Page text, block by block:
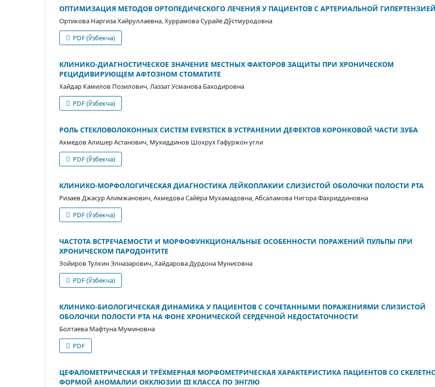
ОПТИМИЗАЦИЯ МЕТОДОВ ОРТОПЕДИЧЕСКОГО ЛЕЧЕНИЯ У ПАЦИЕНТОВ С АРТЕРИАЛЬНОЙ
Ортикова Hаргиза Xайруллаевна, Хуррамова Сурайё Дўстмуродовна
PDF (Ўзбекча)
КЛИНИКО-ДИАГНОСТИЧЕСКОЕ ЗНАЧЕНИЕ МЕСТНЫХ ФАКТОРОВ ЗАЩИТЫ ПРИ ХРОНИЧЕСКОМ
РЕЦИДИВИРУЮЩЕМ АФТОЗНОМ СТОМАТИТЕ
Хайдар Камилов Позилович, Лаззат Усманова Баходировна
PDF (Ўзбекча)
РОЛЬ СТЕКЛОВОЛОКОННЫХ СИСТЕМ EVERSTICK В УСТРАНЕНИИ ДЕФЕКТОВ КОРОНКОВОЙ ЧАСТИ ЗУБА
Ахмедов Алишер Астанович, Мухиддинов Шохрух Гафуржон угли
PDF (Ўзбекча)
КЛИНИКО-МОРФОЛОГИЧЕСКАЯ ДИАГНОСТИКА ЛЕЙКОПЛАКИИ СЛИЗИСТОЙ ОБОЛОЧКИ ПОЛОСТИ РТА
Ризаев Джасур Алимжанович, Ахмедова Сайёра Мухамадовна, Абсаламова Нигора Фахриддиновна
PDF (Ўзбекча)
ЧАСТОТА ВСТРЕЧАЕМОСТИ И МОРФОФУНКЦИОНАЛЬНЫЕ ОСОБЕННОСТИ ПОРАЖЕНИЙ ПУЛЬПЫ ПРИ
ХРОНИЧЕСКОМ ПАРОДОНТИТЕ
Зойиров Тулкин Элназарович, Хайдарова Дурдона Мунисовна
PDF (Ўзбекча)
КЛИНИКО-БИОЛОГИЧЕСКАЯ ДИНАМИКА У ПАЦИЕНТОВ С СОЧЕТАННЫМИ ПОРАЖЕНИЯМИ СЛИЗИСТОЙ
ОБОЛОЧКИ ПОЛОСТИ РТА НА ФОНЕ ХРОНИЧЕСКОЙ СЕРДЕЧНОЙ НЕДОСТАТОЧНОСТИ
Болтаева Мафтуна Муминовна
PDF
ЦЕФАЛОМЕТРИЧЕСКАЯ И ТРЁХМЕРНАЯ МОРФОМЕТРИЧЕСКАЯ ХАРАКТЕРИСТИКА ПАЦИЕНТОВ СО
ФОРМОЙ АНОМАЛИИ ОККЛЮЗИИ III КЛАССА ПО ЭНГЛЮ